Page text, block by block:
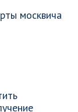
москвича